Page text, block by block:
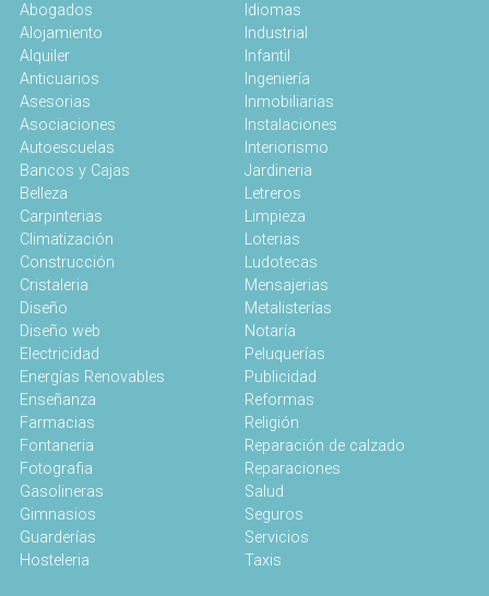
Abogados
Alojamiento
Alquiler
Anticuarios
Asesorias
Asociaciones
Autoescuelas
Bancos y Cajas
Belleza
Carpinterias
Climatización
Construcción
Cristaleria
Diseño
Diseño web
Electricidad
Energías Renovables
Enseñanza
Farmacias
Fontaneria
Fotografia
Gasolineras
Gimnasios
Guarderías
Hosteleria
Idiomas
Industrial
Infantil
Ingeniería
Inmobiliarias
Instalaciones
Interiorismo
Jardineria
Letreros
Limpieza
Loterias
Ludotecas
Mensajerias
Metalisterías
Notaría
Peluquerías
Publicidad
Reformas
Religión
Reparación de calzado
Reparaciones
Salud
Seguros
Servicios
Taxis